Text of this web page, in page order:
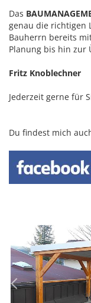
Das
genau die richtigen
Bauherrn bereits
Planung bis hin zur
Fritz Knoblechner
Jederzeit gerne für
Du findest mich